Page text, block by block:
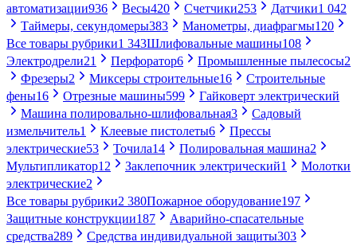
автоматизации936 Весы420 Счетчики253 Датчики1 042
Таймеры, секундомеры383 Манометры, диафрагмы120
Все товары рубрики1 343Шлифовальные машины108
Электродрели21 Перфоратор6 Промышленные пылесосы2
Фрезеры2 Миксеры строительные16
Строительные
фены16 Отрезные машины599
Гайковерт электрический
Машина полировально-шлифовальная3
Садовый
измельчитель1 Клеевые пистолеты6
Прессы
электрические53 Точила14 Полировальная машина2
Мультипликатор12 Заклепочник электрический1
Молотки
электрические2
Все товары рубрики2 380Пожарное оборудование197
Защитные конструкции187
Аварийно-спасательные
средства289 Средства индивидуальной защиты303